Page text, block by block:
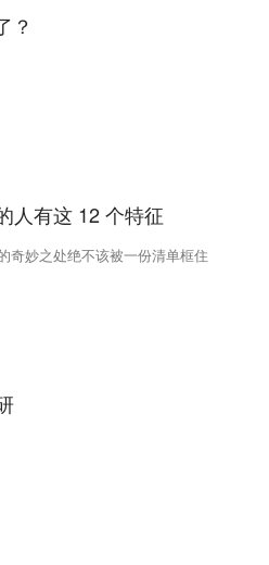
？
人有这 12 个特征
奇妙之处绝不该被一份清单框住